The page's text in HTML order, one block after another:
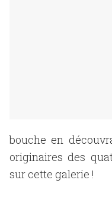
bouche en
originaires des
sur cette galerie !